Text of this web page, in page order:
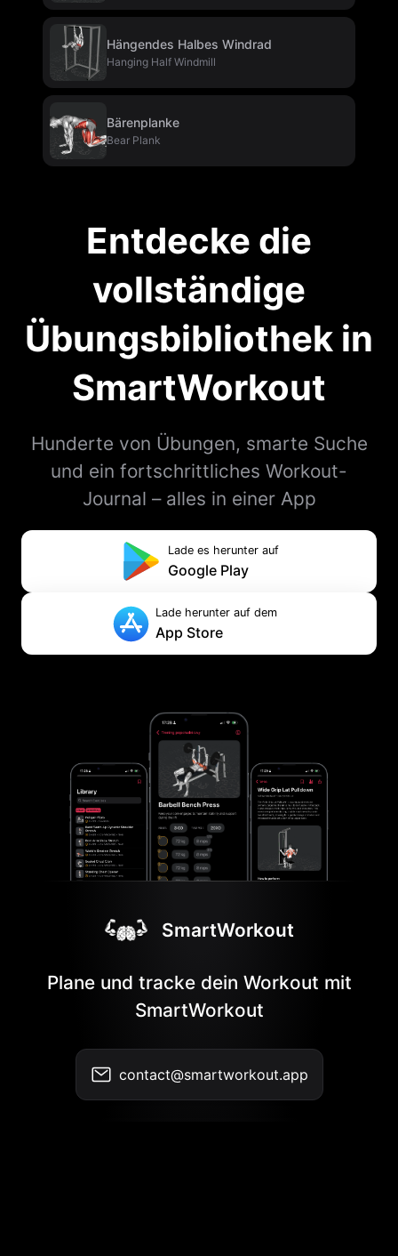
Hängendes Halbes Windrad
Hanging Half Windmill
Bärenplanke
Bear Plank
Entdecke die
vollständige
Übungsbibliothek in
SmartWorkout
Hunderte von Übungen, smarte Suche
und ein fortschrittliches Workout-
Journal – alles in einer App
Lade es herunter auf
Google Play
Lade herunter auf dem
App Store
SmartWorkout
Plane und tracke dein Workout mit
SmartWorkout
contact@smartworkout.app